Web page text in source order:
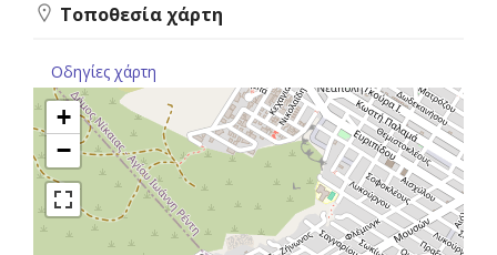
Τοποθεσία χάρτη
Οδηγίες χάρτη
+
−